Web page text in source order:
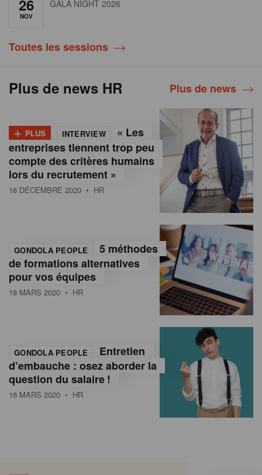
26
NOV
GALA NIGHT 2026
Toutes les sessions
Plus de news HR Plus de news
+ PLUS INTERVIEW
« Les
entreprises tiennent trop peu
compte des critères humains
lors du recrutement »
18 DÉCEMBRE 2020 • HR
GONDOLA PEOPLE
5 méthodes
de formations alternatives
pour vos équipes
18 MARS 2020 • HR
GONDOLA PEOPLE
Entretien
d’embauche : osez aborder la
question du salaire !
16 MARS 2020 • HR